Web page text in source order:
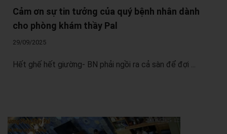
Cảm ơn sự tin tưởng của quý bệnh nhân dành
cho phòng khám thầy Pal
29/09/2025
Hết ghế hết giường- BN phải ngồi ra cả sàn để đợi ...